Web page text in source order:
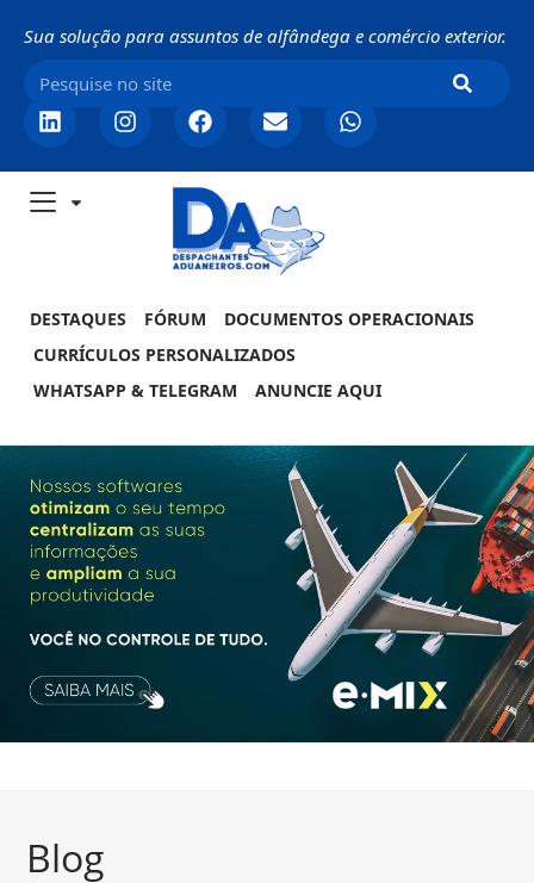
Sua solução para assuntos de alfândega e comércio exterior.
DESTAQUES FÓRUM
DOCUMENTOS OPERACIONAIS
CURRÍCULOS PERSONALIZADOS
WHATSAPP & TELEGRAM
ANUNCIE AQUI
Blog